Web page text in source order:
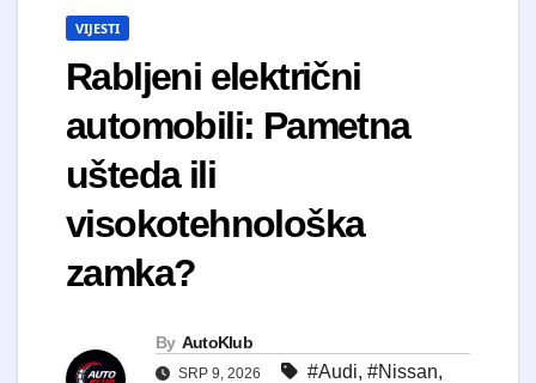
VIJESTI
Rabljeni električni
automobili: Pametna
ušteda ili
visokotehnološka
zamka?
By AutoKlub
SRP 9, 2026 #Audi, #Nissan,